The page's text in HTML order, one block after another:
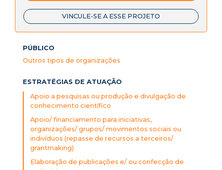
VINCULE-SE A ESSE PROJETO
PÚBLICO
Outros tipos de organizações
ESTRATÉGIAS DE ATUAÇÃO
Apoio a pesquisas ou produção e divulgação de
conhecimento científico
Apoio/ financiamento para iniciativas,
organizações/ grupos/ movimentos sociais ou
indivíduos (repasse de recursos a terceiros/
grantmaking)
Elaboração de publicações e/ ou confecção de